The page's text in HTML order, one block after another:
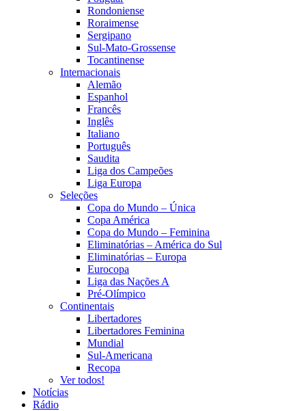
Rondoniense
Roraimense
Sergipano
Sul-Mato-Grossense
Tocantinense
Internacionais
Alemão
Espanhol
Francês
Inglês
Italiano
Português
Saudita
Liga dos Campeões
Liga Europa
Seleções
Copa do Mundo – Única
Copa América
Copa do Mundo – Feminina
Eliminatórias – América do Sul
Eliminatórias – Europa
Eurocopa
Liga das Nações A
Pré-Olímpico
Continentais
Libertadores
Libertadores Feminina
Mundial
Sul-Americana
Recopa
Ver todos!
Notícias
Rádio